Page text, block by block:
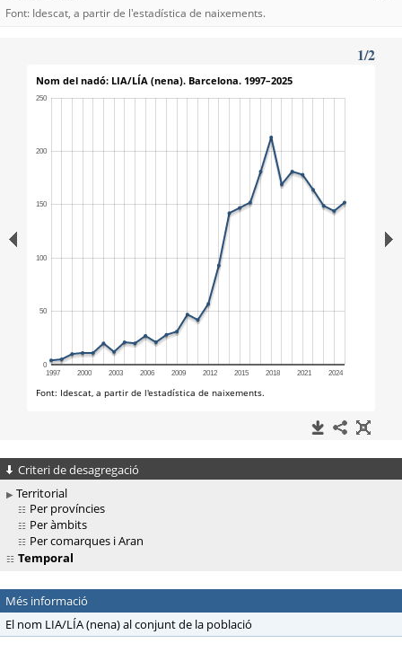
Font: Idescat, a partir de l'estadística de naixements.
Criteri de desagregació
Territorial
Per províncies
Per àmbits
Per comarques i Aran
Temporal
Més informació
El nom LIA/LÍA (nena) al conjunt de la població